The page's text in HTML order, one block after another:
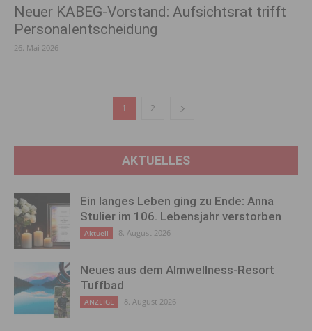
Neuer KABEG-Vorstand: Aufsichtsrat trifft
Personalentscheidung
26. Mai 2026
1 2
AKTUELLES
Ein langes Leben ging zu Ende: Anna
Stulier im 106. Lebensjahr verstorben
Aktuell 8. August 2026
Neues aus dem Almwellness-Resort
Tuffbad
ANZEIGE 8. August 2026